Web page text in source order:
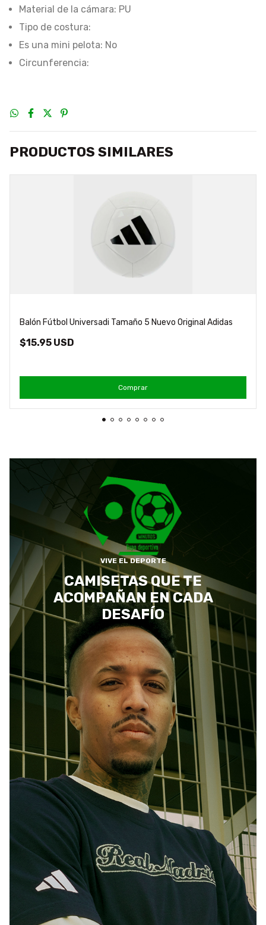
Material de la cámara: PU
Tipo de costura:
Es una mini pelota: No
Circunferencia:
PRODUCTOS SIMILARES
Balón Fútbol Universadi Tamaño 5 Nuevo Original Adidas
$15.95 USD
Comprar
VIVE EL DEPORTE
CAMISETAS QUE TE
ACOMPAÑAN EN CADA
DESAFÍO